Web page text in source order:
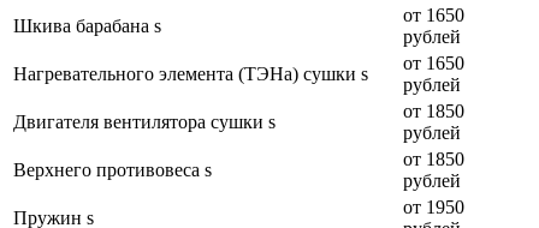
Шкива барабана s
от 1650
рублей
Нагревательного элемента (ТЭНа) сушки s
от 1650
рублей
Двигателя вентилятора сушки s
от 1850
рублей
Верхнего противовеса s
от 1850
рублей
Пружин s
от 1950